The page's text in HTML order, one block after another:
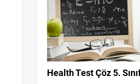
Health Test Çöz 5.